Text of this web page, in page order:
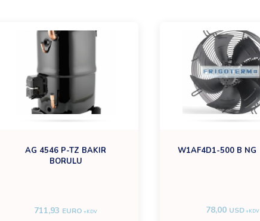
AG 4546 P-TZ BAKIR
BORULU
711,93 EURO +KDV
W1AF4D1-500 B NG
78,00 USD+KDV